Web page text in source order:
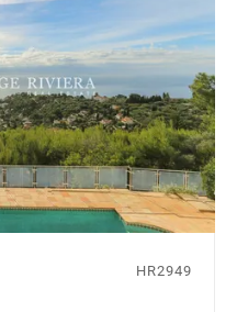
HR2949